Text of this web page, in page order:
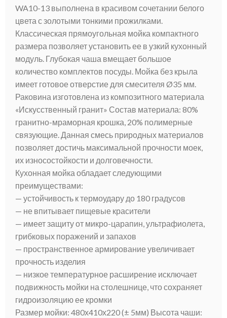
WA10-13 выполнена в красивом сочетании белого
цвета с золотыми тонкими прожилками.
Классическая прямоугольная мойка компактного
размера позволяет установить ее в узкий кухонный
модуль. Глубокая чаша вмещает большое
количество комплектов посуды. Мойка без крыла
имеет готовое отверстие для смесителя Ø35 мм.
Раковина изготовлена из композитного материала
«Искусственный гранит» Состав материала: 80%
гранитно-мраморная крошка, 20% полимерные
связующие. Данная смесь природных материалов
позволяет достичь максимальной прочности моек,
их износостойкости и долговечности.
Кухонная мойка обладает следующими
преимуществами:
— устойчивость к термоудару до 180 градусов
— не впитывает пищевые красители
— имеет защиту от микро-царапин, ультрафиолета,
грибковых поражений и запахов
— пространственное армирование увеличивает
прочность изделия
— низкое температурное расширение исключает
подвижность мойки на столешнице, что сохраняет
гидроизоляцию ее кромки
Размер мойки: 480х410х220 (± 5мм) Высота чаши: